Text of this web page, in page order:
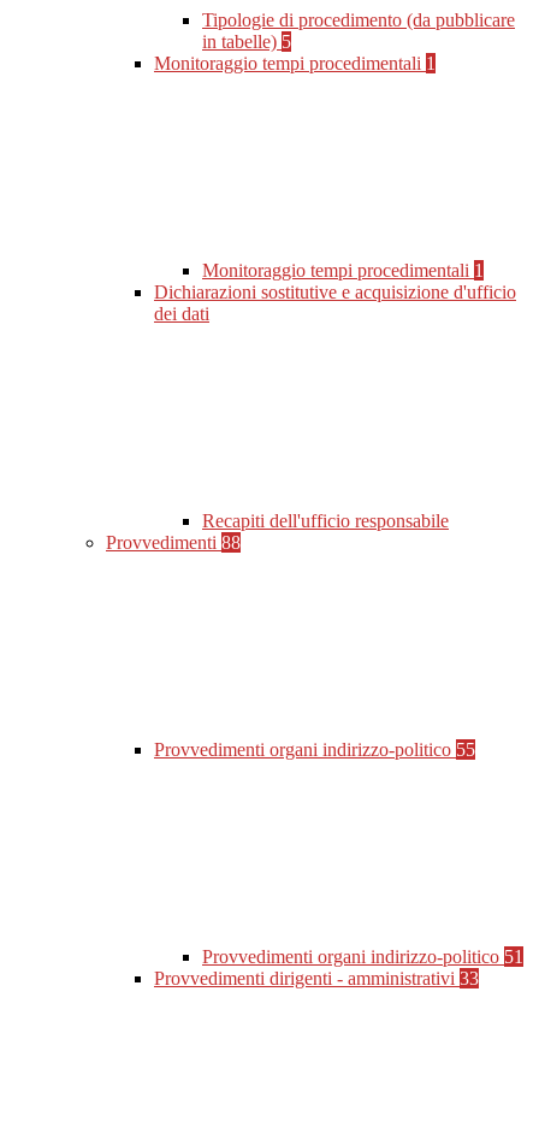
Tipologie di procedimento (da pubblicare
in tabelle) 5
Monitoraggio tempi procedimentali 1
Monitoraggio tempi procedimentali 1
Dichiarazioni sostitutive e acquisizione d'ufficio
dei dati
Recapiti dell'ufficio responsabile
Provvedimenti 88
Provvedimenti organi indirizzo-politico 55
Provvedimenti organi indirizzo-politico 51
Provvedimenti dirigenti - amministrativi 33